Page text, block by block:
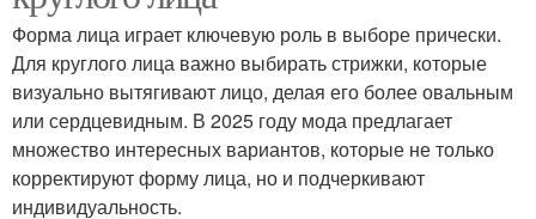
Форма лица играет ключевую роль в выборе прически.
Для круглого лица важно выбирать стрижки, которые
визуально вытягивают лицо, делая его более овальным
или сердцевидным. В 2025 году мода предлагает
множество интересных вариантов, которые не только
корректируют форму лица, но и подчеркивают
индивидуальность.